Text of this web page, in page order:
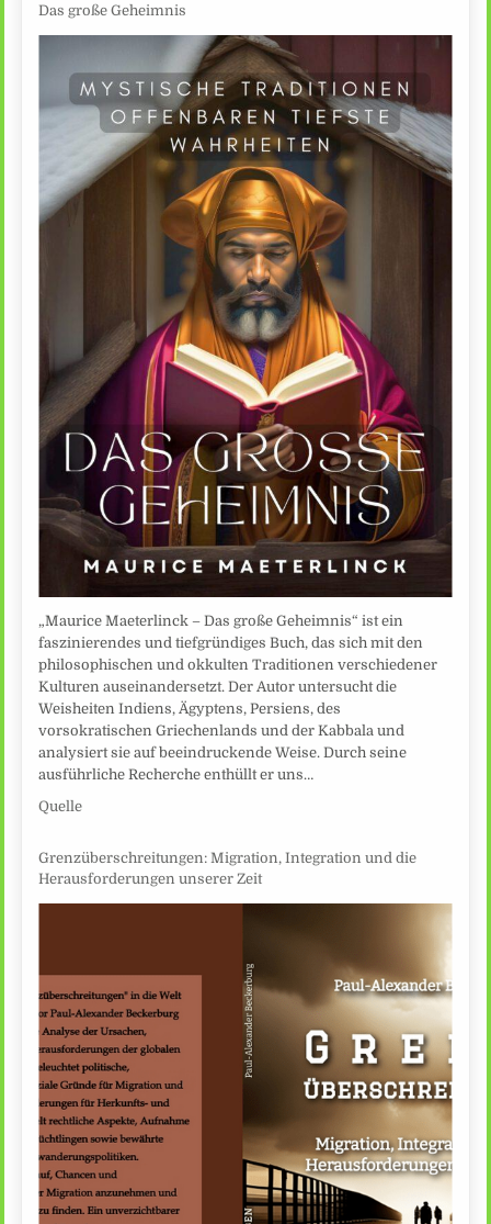
Das große Geheimnis
„Maurice Maeterlinck – Das große Geheimnis“ ist ein
faszinierendes und tiefgründiges Buch, das sich mit den
philosophischen und okkulten Traditionen verschiedener
Kulturen auseinandersetzt. Der Autor untersucht die
Weisheiten Indiens, Ägyptens, Persiens, des
vorsokratischen Griechenlands und der Kabbala und
analysiert sie auf beeindruckende Weise. Durch seine
ausführliche Recherche enthüllt er uns…
Quelle
Grenzüberschreitungen: Migration, Integration und die
Herausforderungen unserer Zeit